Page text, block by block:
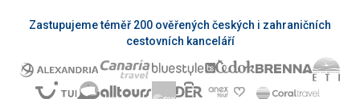
Zastupujeme téměř 200 ověřených českých i zahraničních
cestovních kanceláří